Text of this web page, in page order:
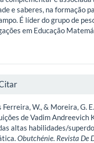
e saberes, na formação
É líder do grupo de
em Educação
Ferreira, W., & Moreira, G.
de Vadim Andreevich
altas habilidades/
Obutchénie. Revista De